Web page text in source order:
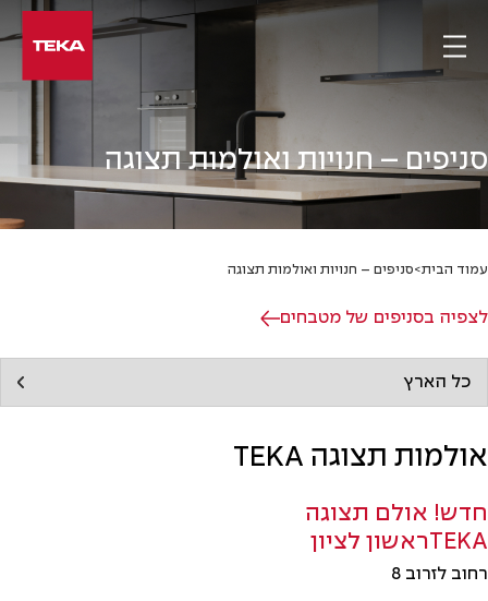
content
סניפים – חנויות ואולמות תצוגה
עמוד הבית>סניפים – חנויות ואולמות תצוגה
לצפיה בסניפים של מטבחים
אולמות תצוגה TEKA
חדש! אולם תצוגה
TEKAראשון לציון
רחוב לזרוב 8